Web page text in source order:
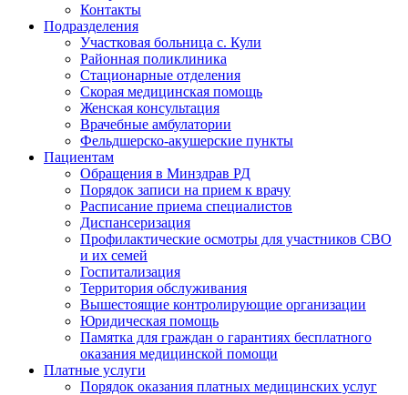
Контакты
Подразделения
Участковая больница с. Кули
Районная поликлиника
Стационарные отделения
Скорая медицинская помощь
Женская консультация
Врачебные амбулатории
Фельдшерско-акушерские пункты
Пациентам
Обращения в Минздрав РД
Порядок записи на прием к врачу
Расписание приема специалистов
Диспансеризация
Профилактические осмотры для участников СВО
и их семей
Госпитализация
Территория обслуживания
Вышестоящие контролирующие организации
Юридическая помощь
Памятка для граждан о гарантиях бесплатного
оказания медицинской помощи
Платные услуги
Порядок оказания платных медицинских услуг